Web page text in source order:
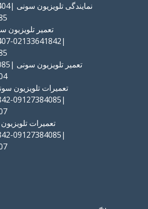
تعمیر تلویزیون
تعمیرات تلویزیون
تعمیرات